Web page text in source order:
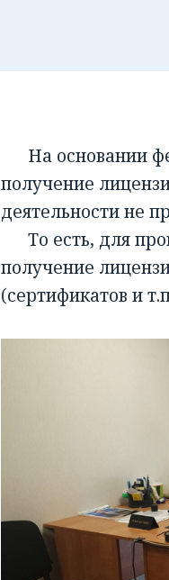
На основании
получение
деятельности не
То есть, для
получение
(сертификатов и